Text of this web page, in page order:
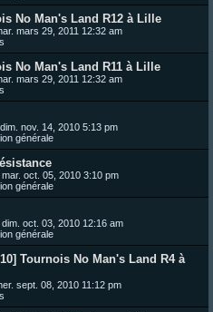
No Man's Land R12 à Lille
mars 29, 2011 12:32 am
No Man's Land R11 à Lille
mars 29, 2011 12:32 am
dim. nov. 14, 2010 5:13 pm
générale
mar. oct. 05, 2010 3:10 pm
générale
dim. oct. 03, 2010 12:16 am
générale
Tournois No Man's Land R4 à
sept. 08, 2010 11:12 pm